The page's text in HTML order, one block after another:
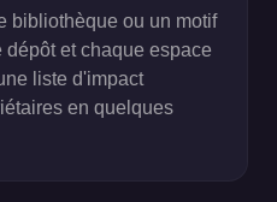
bibliothèque ou un motif
et chaque espace
liste d'impact
en quelques